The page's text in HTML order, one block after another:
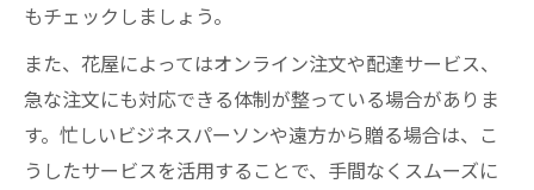
もチェックしましょう。
また、花屋によってはオンライン注文や配達サービス、
急な注文にも対応できる体制が整っている場合がありま
す。忙しいビジネスパーソンや遠方から贈る場合は、こ
うしたサービスを活用することで、手間なくスムーズに